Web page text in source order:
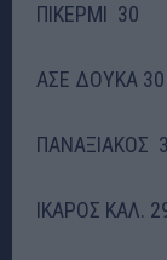
ΠΙΚΕΡΜΙ 30
ΑΣΕ ΔΟΥΚΑ 30
ΠΑΝΑΞΙΑΚΟΣ
ΙΚΑΡΟΣ ΚΑΛ.